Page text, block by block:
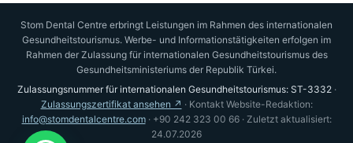
Stom Dental Centre erbringt Leistungen im Rahmen des internationalen
Gesundheitstourismus. Werbe- und Informationstätigkeiten erfolgen im
Rahmen der Zulassung für internationalen Gesundheitstourismus des
Gesundheitsministeriums der Republik Türkei.
Zulassungsnummer für internationalen Gesundheitstourismus: ST-3332·
Zulassungszertifikat ansehen ↗ · Kontakt Website-Redaktion:
info@stomdentalcentre.com· +90 242 323 00 66 · Zuletzt aktualisiert:
24.07.2026